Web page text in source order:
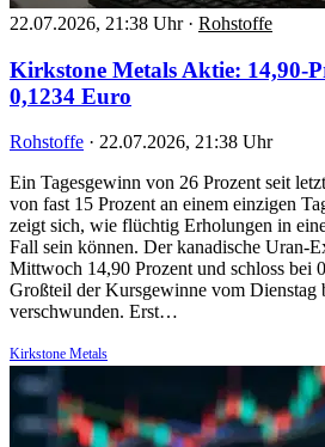
22.07.2026, 21:38 Uhr · Rohstoffe
Kirkstone Metals Aktie: 14,90-
0,1234 Euro
Rohstoffe · 22.07.2026, 21:38 Uhr
Ein Tagesgewinn von 26 Prozent seit
von fast 15 Prozent an einem einzigen
zeigt sich, wie flüchtig Erholungen in
Fall sein können. Der kanadische Uran-
Mittwoch 14,90 Prozent und schloss bei
Großteil der Kursgewinne vom Dienstag
verschwunden. Erst…
Kirkstone Metals